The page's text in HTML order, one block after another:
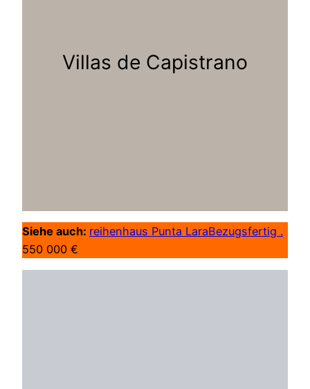
Villas de Capistrano
Siehe auch: reihenhaus Punta LaraBezugsfertig .
550 000 €